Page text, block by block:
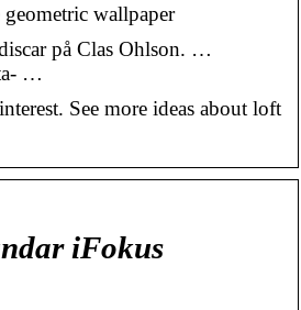
wallpaper
på Clas Ohlson. …
…
See more ideas about loft
iFokus